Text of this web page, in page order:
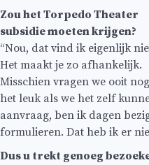
Zou het Torpedo Theater
subsidie moeten krijgen?
“Nou, dat vind ik eigenlijk
Het maakt je zo afhankelijk.
Misschien vragen we ooit
het leuk als we het zelf
aanvraag, ben ik dagen
formulieren. Dat heb ik er
Dus u trekt genoeg